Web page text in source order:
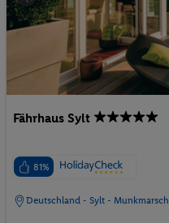
Fährhaus Sylt
81%
Deutschland - Sylt - Munkmarsch